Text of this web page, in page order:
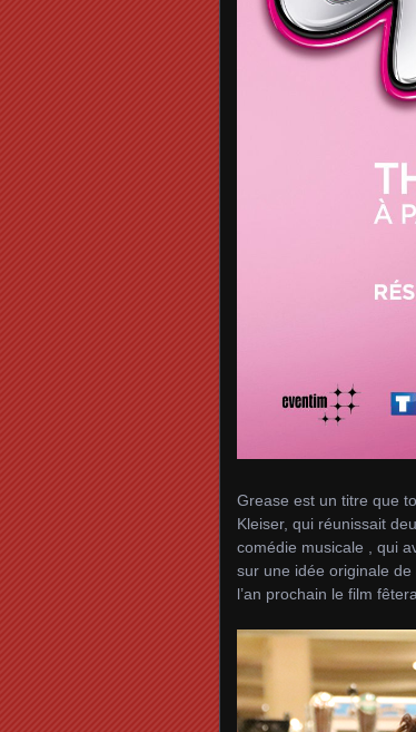
Grease est un titre que
Kleiser, qui réunissait
comédie musicale , qui
sur une idée originale
l’an prochain le film